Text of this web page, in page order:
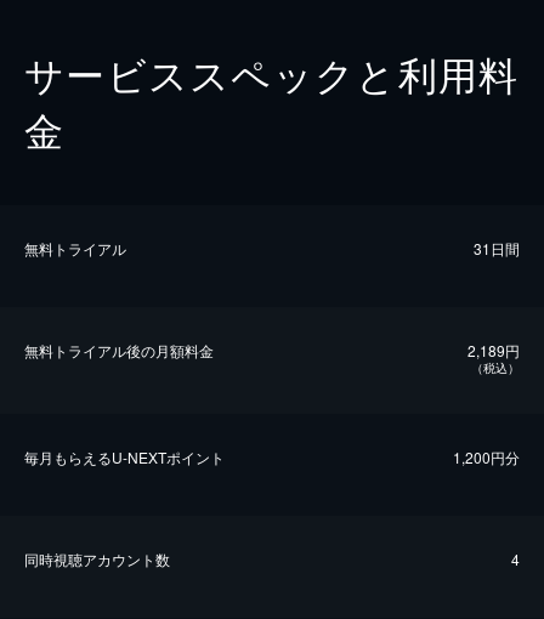
サービススペックと利用料
金
無料トライアル 31日間
無料トライアル後の⽉額料金 2,189円
（税込）
毎⽉もらえるU-NEXTポイント 1,200円分
同時視聴アカウント数 4